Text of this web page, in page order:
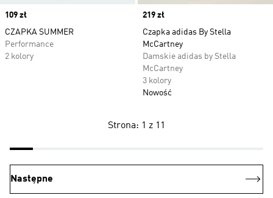
Price
109 zł
CZAPKA SUMMER
Performance
2 kolory
Price
219 zł
Czapka adidas By Stella
McCartney
Damskie adidas by Stella
McCartney
3 kolory
Nowość
Strona: 1 z 11
Następne